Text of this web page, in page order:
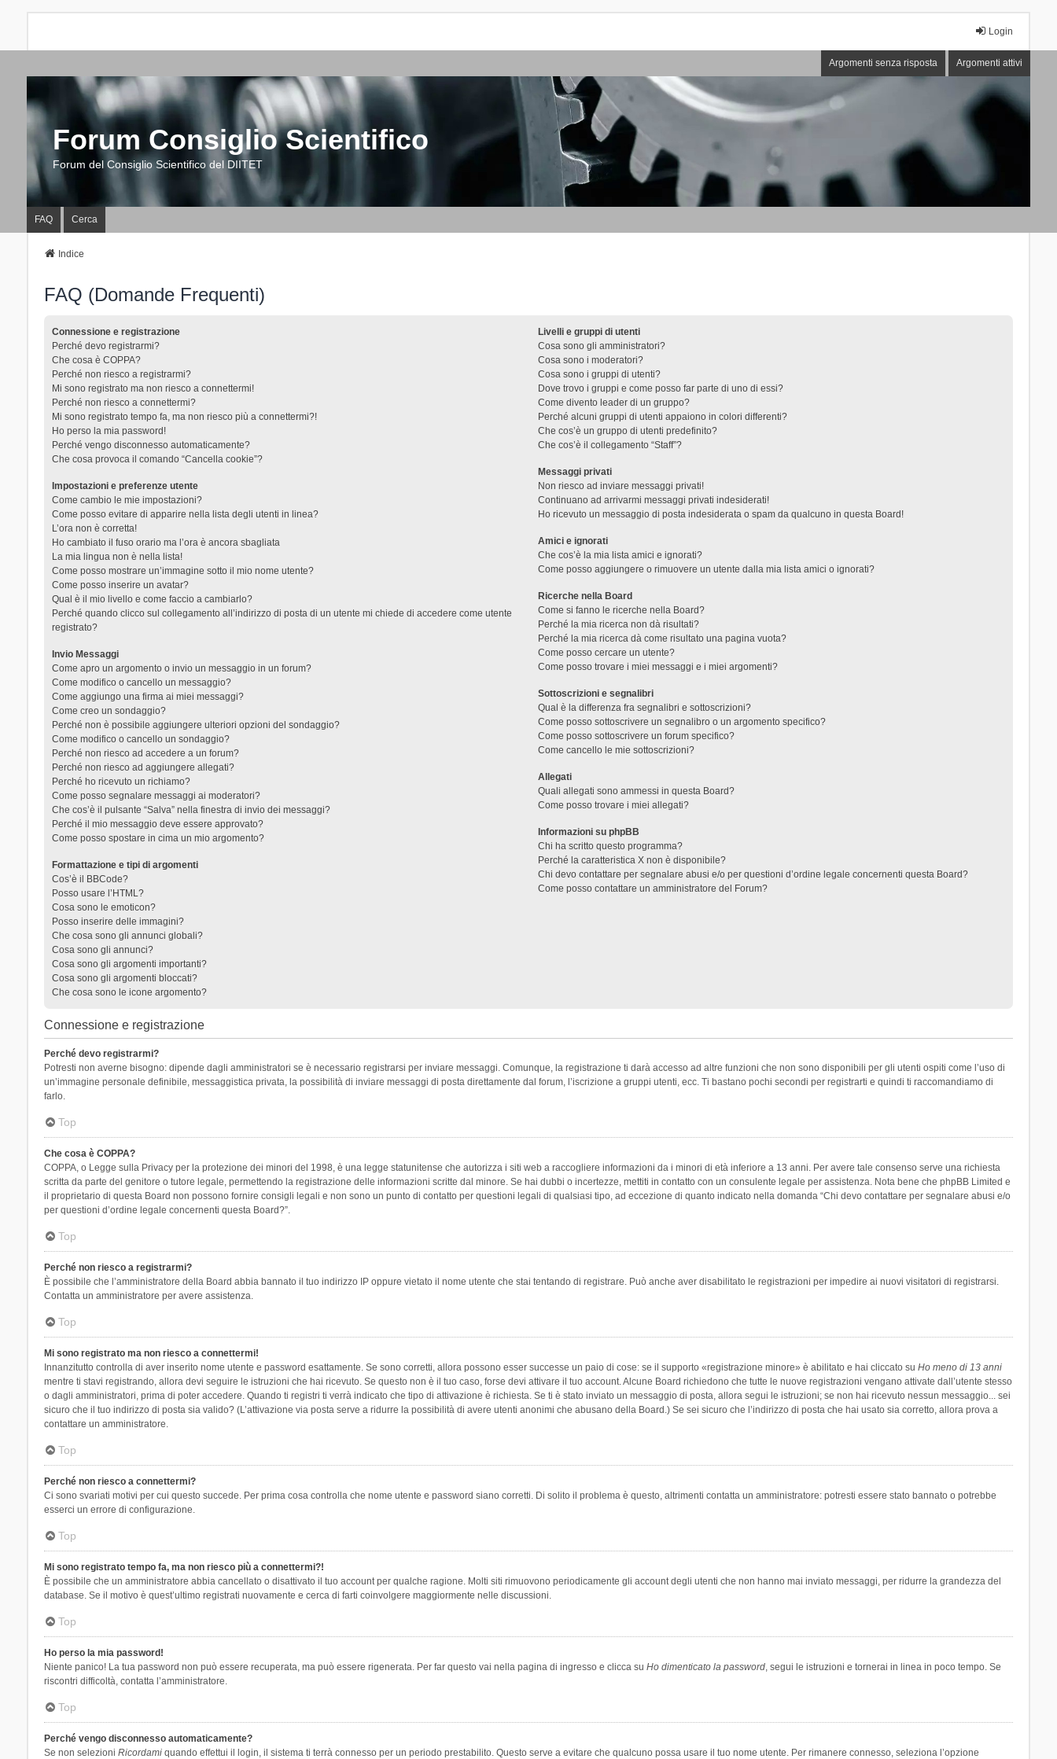
Login
Argomenti senza risposta Argomenti attivi
Forum Consiglio Scientifico
Forum del Consiglio Scientifico del DIITET
FAQ Cerca
Indice
FAQ (Domande Frequenti)
Connessione e registrazione
Perché devo registrarmi?
Che cosa è COPPA?
Perché non riesco a registrarmi?
Mi sono registrato ma non riesco a connettermi!
Perché non riesco a connettermi?
Mi sono registrato tempo fa, ma non riesco più a connettermi?!
Ho perso la mia password!
Perché vengo disconnesso automaticamente?
Che cosa provoca il comando “Cancella cookie”?
Impostazioni e preferenze utente
Come cambio le mie impostazioni?
Come posso evitare di apparire nella lista degli utenti in linea?
L’ora non è corretta!
Ho cambiato il fuso orario ma l’ora è ancora sbagliata
La mia lingua non è nella lista!
Come posso mostrare un’immagine sotto il mio nome utente?
Come posso inserire un avatar?
Qual è il mio livello e come faccio a cambiarlo?
Perché quando clicco sul collegamento all’indirizzo di posta di un utente mi chiede di accedere come utente
registrato?
Invio Messaggi
Come apro un argomento o invio un messaggio in un forum?
Come modifico o cancello un messaggio?
Come aggiungo una firma ai miei messaggi?
Come creo un sondaggio?
Perché non è possibile aggiungere ulteriori opzioni del sondaggio?
Come modifico o cancello un sondaggio?
Perché non riesco ad accedere a un forum?
Perché non riesco ad aggiungere allegati?
Perché ho ricevuto un richiamo?
Come posso segnalare messaggi ai moderatori?
Che cos’è il pulsante “Salva” nella finestra di invio dei messaggi?
Perché il mio messaggio deve essere approvato?
Come posso spostare in cima un mio argomento?
Formattazione e tipi di argomenti
Cos’è il BBCode?
Posso usare l’HTML?
Cosa sono le emoticon?
Posso inserire delle immagini?
Che cosa sono gli annunci globali?
Cosa sono gli annunci?
Cosa sono gli argomenti importanti?
Cosa sono gli argomenti bloccati?
Che cosa sono le icone argomento?
Livelli e gruppi di utenti
Cosa sono gli amministratori?
Cosa sono i moderatori?
Cosa sono i gruppi di utenti?
Dove trovo i gruppi e come posso far parte di uno di essi?
Come divento leader di un gruppo?
Perché alcuni gruppi di utenti appaiono in colori differenti?
Che cos’è un gruppo di utenti predefinito?
Che cos’è il collegamento “Staff”?
Messaggi privati
Non riesco ad inviare messaggi privati!
Continuano ad arrivarmi messaggi privati indesiderati!
Ho ricevuto un messaggio di posta indesiderata o spam da qualcuno in questa Board!
Amici e ignorati
Che cos’è la mia lista amici e ignorati?
Come posso aggiungere o rimuovere un utente dalla mia lista amici o ignorati?
Ricerche nella Board
Come si fanno le ricerche nella Board?
Perché la mia ricerca non dà risultati?
Perché la mia ricerca dà come risultato una pagina vuota?
Come posso cercare un utente?
Come posso trovare i miei messaggi e i miei argomenti?
Sottoscrizioni e segnalibri
Qual è la differenza fra segnalibri e sottoscrizioni?
Come posso sottoscrivere un segnalibro o un argomento specifico?
Come posso sottoscrivere un forum specifico?
Come cancello le mie sottoscrizioni?
Allegati
Quali allegati sono ammessi in questa Board?
Come posso trovare i miei allegati?
Informazioni su phpBB
Chi ha scritto questo programma?
Perché la caratteristica X non è disponibile?
Chi devo contattare per segnalare abusi e/o per questioni d’ordine legale concernenti questa Board?
Come posso contattare un amministratore del Forum?
Connessione e registrazione
Perché devo registrarmi?
Potresti non averne bisogno: dipende dagli amministratori se è necessario registrarsi per inviare messaggi. Comunque, la registrazione ti darà accesso ad altre funzioni che non sono disponibili per gli utenti ospiti come l’uso di
un’immagine personale definibile, messaggistica privata, la possibilità di inviare messaggi di posta direttamente dal forum, l’iscrizione a gruppi utenti, ecc. Ti bastano pochi secondi per registrarti e quindi ti raccomandiamo di
farlo.
Top
Che cosa è COPPA?
COPPA, o Legge sulla Privacy per la protezione dei minori del 1998, è una legge statunitense che autorizza i siti web a raccogliere informazioni da i minori di età inferiore a 13 anni. Per avere tale consenso serve una richiesta
scritta da parte del genitore o tutore legale, permettendo la registrazione delle informazioni scritte dal minore. Se hai dubbi o incertezze, mettiti in contatto con un consulente legale per assistenza. Nota bene che phpBB Limited e
il proprietario di questa Board non possono fornire consigli legali e non sono un punto di contatto per questioni legali di qualsiasi tipo, ad eccezione di quanto indicato nella domanda “Chi devo contattare per segnalare abusi e/o
per questioni d’ordine legale concernenti questa Board?”.
Top
Perché non riesco a registrarmi?
È possibile che l’amministratore della Board abbia bannato il tuo indirizzo IP oppure vietato il nome utente che stai tentando di registrare. Può anche aver disabilitato le registrazioni per impedire ai nuovi visitatori di registrarsi.
Contatta un amministratore per avere assistenza.
Top
Mi sono registrato ma non riesco a connettermi!
Innanzitutto controlla di aver inserito nome utente e password esattamente. Se sono corretti, allora possono esser successe un paio di cose: se il supporto «registrazione minore» è abilitato e hai cliccato su Ho meno di 13 anni
mentre ti stavi registrando, allora devi seguire le istruzioni che hai ricevuto. Se questo non è il tuo caso, forse devi attivare il tuo account. Alcune Board richiedono che tutte le nuove registrazioni vengano attivate dall’utente stesso
o dagli amministratori, prima di poter accedere. Quando ti registri ti verrà indicato che tipo di attivazione è richiesta. Se ti è stato inviato un messaggio di posta, allora segui le istruzioni; se non hai ricevuto nessun messaggio... sei
sicuro che il tuo indirizzo di posta sia valido? (L’attivazione via posta serve a ridurre la possibilità di avere utenti anonimi che abusano della Board.) Se sei sicuro che l’indirizzo di posta che hai usato sia corretto, allora prova a
contattare un amministratore.
Top
Perché non riesco a connettermi?
Ci sono svariati motivi per cui questo succede. Per prima cosa controlla che nome utente e password siano corretti. Di solito il problema è questo, altrimenti contatta un amministratore: potresti essere stato bannato o potrebbe
esserci un errore di configurazione.
Top
Mi sono registrato tempo fa, ma non riesco più a connettermi?!
È possibile che un amministratore abbia cancellato o disattivato il tuo account per qualche ragione. Molti siti rimuovono periodicamente gli account degli utenti che non hanno mai inviato messaggi, per ridurre la grandezza del
database. Se il motivo è quest’ultimo registrati nuovamente e cerca di farti coinvolgere maggiormente nelle discussioni.
Top
Ho perso la mia password!
Niente panico! La tua password non può essere recuperata, ma può essere rigenerata. Per far questo vai nella pagina di ingresso e clicca su Ho dimenticato la password, segui le istruzioni e tornerai in linea in poco tempo. Se
riscontri difficoltà, contatta l’amministratore.
Top
Perché vengo disconnesso automaticamente?
Se non selezioni Ricordamiquando effettui il login, il sistema ti terrà connesso per un periodo prestabilito. Questo serve a evitare che qualcuno possa usare il tuo nome utente. Per rimanere connesso, seleziona l’opzione